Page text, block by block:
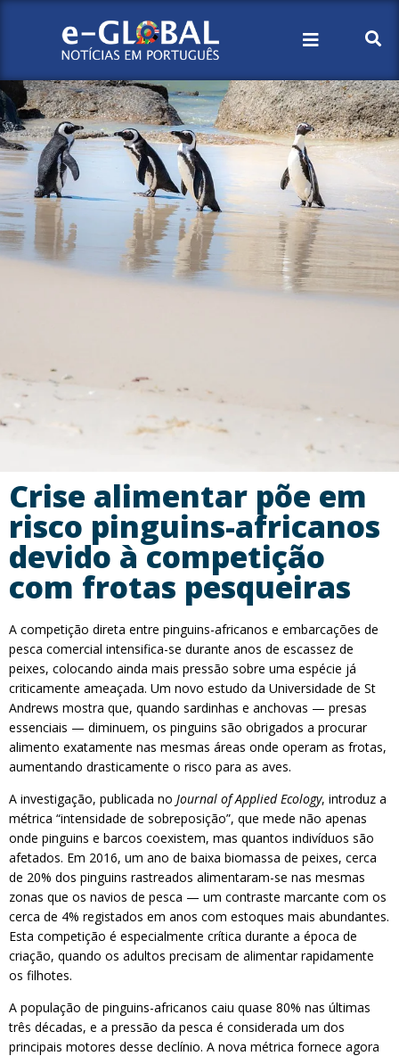
Crise alimentar põe em
risco pinguins-africanos
devido à competição
com frotas pesqueiras
A competição direta entre pinguins-africanos e embarcações de
pesca comercial intensifica-se durante anos de escassez de
peixes, colocando ainda mais pressão sobre uma espécie já
criticamente ameaçada. Um novo estudo da Universidade de St
Andrews mostra que, quando sardinhas e anchovas — presas
essenciais — diminuem, os pinguins são obrigados a procurar
alimento exatamente nas mesmas áreas onde operam as frotas,
aumentando drasticamente o risco para as aves.
A investigação, publicada no Journal of Applied Ecology, introduz a
métrica “intensidade de sobreposição”, que mede não apenas
onde pinguins e barcos coexistem, mas quantos indivíduos são
afetados. Em 2016, um ano de baixa biomassa de peixes, cerca
de 20% dos pinguins rastreados alimentaram-se nas mesmas
zonas que os navios de pesca — um contraste marcante com os
cerca de 4% registados em anos com estoques mais abundantes.
Esta competição é especialmente crítica durante a época de
criação, quando os adultos precisam de alimentar rapidamente
os filhotes.
A população de pinguins-africanos caiu quase 80% nas últimas
três décadas, e a pressão da pesca é considerada um dos
principais motores desse declínio. A nova métrica fornece agora